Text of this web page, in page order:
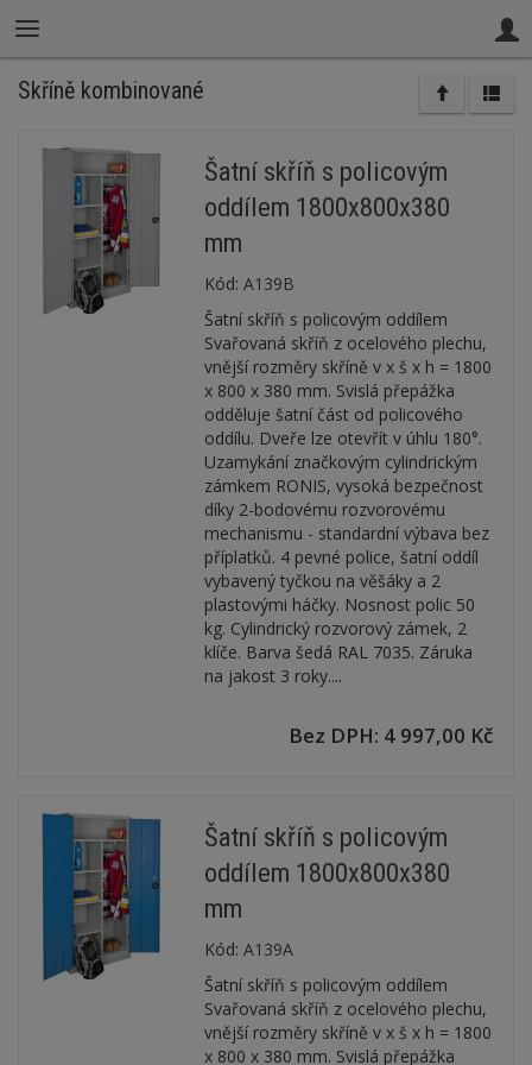
Skříně kombinované
Šatní skříň s policovým
oddílem 1800x800x380
mm
Kód: A139B
Šatní skříň s policovým oddílem
Svařovaná skříň z ocelového plechu,
vnější rozměry skříně v x š x h = 1800
x 800 x 380 mm. Svislá přepážka
odděluje šatní část od policového
oddílu. Dveře lze otevřít v úhlu 180°.
Uzamykání značkovým cylindrickým
zámkem RONIS, vysoká bezpečnost
díky 2-bodovému rozvorovému
mechanismu - standardní výbava bez
příplatků. 4 pevné police, šatní oddíl
vybavený tyčkou na věšáky a 2
plastovými háčky. Nosnost polic 50
kg. Cylindrický rozvorový zámek, 2
klíče. Barva šedá RAL 7035. Záruka
na jakost 3 roky....
Bez DPH: 4 997,00 Kč
Šatní skříň s policovým
oddílem 1800x800x380
mm
Kód: A139A
Šatní skříň s policovým oddílem
Svařovaná skříň z ocelového plechu,
vnější rozměry skříně v x š x h = 1800
x 800 x 380 mm. Svislá přepážka